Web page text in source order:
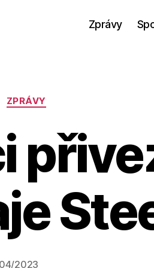
Zprávy
Rubriky
ZPRÁVY
Autor
u
t
a
2023